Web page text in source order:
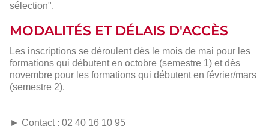
sélection".
MODALITÉS ET DÉLAIS D'ACCÈS
Les inscriptions se déroulent dès le mois de mai pour les
formations qui débutent en octobre (semestre 1) et dès
novembre pour les formations qui débutent en février/mars
(semestre 2).
► Contact : 02 40 16 10 95